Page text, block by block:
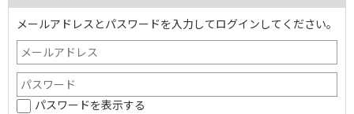
メールアドレスとパスワードを入力してログインしてください。
パスワードを表示する